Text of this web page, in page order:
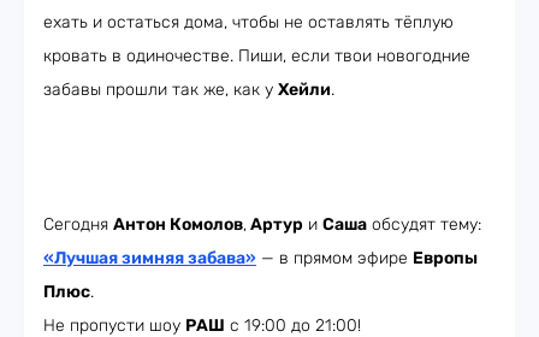
ехать и остаться дома, чтобы не оставлять тёплую
кровать в одиночестве. Пиши, если твои новогодние
забавы прошли так же, как у Хейли.
Сегодня Антон Комолов,Артур и Саша обсудят тему:
«Лучшая зимняя забава» — в прямом эфире Европы
Плюс.
Не пропусти шоу РАШ с 19:00 до 21:00!